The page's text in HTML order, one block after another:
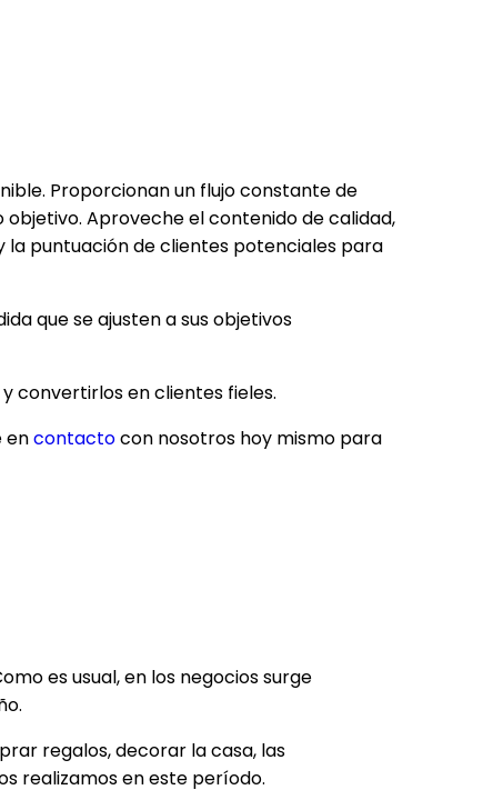
Proporcionan un flujo constante de
Aproveche el contenido de calidad,
la puntuación de clientes potenciales para
que se ajusten a sus objetivos
convertirlos en clientes fieles.
encontactocon nosotros hoy mismo para
es usual, en los negocios surge
regalos, decorar la casa, las
realizamos en este período.